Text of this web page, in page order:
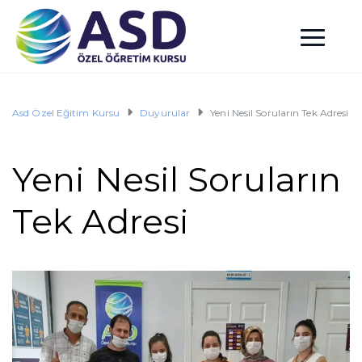
Asd Özel Eğitim Kursu Duyurular Yeni Nesil Soruların Tek Adresi
Yeni Nesil Soruların
Tek Adresi